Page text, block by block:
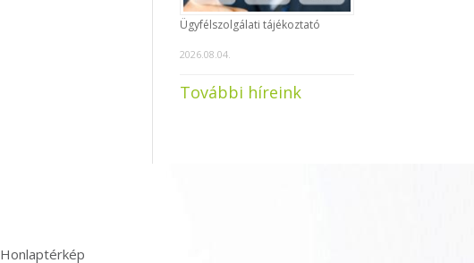
Ügyfélszolgálati tájékoztató
2026.08.04.
További híreink
Honlaptérkép